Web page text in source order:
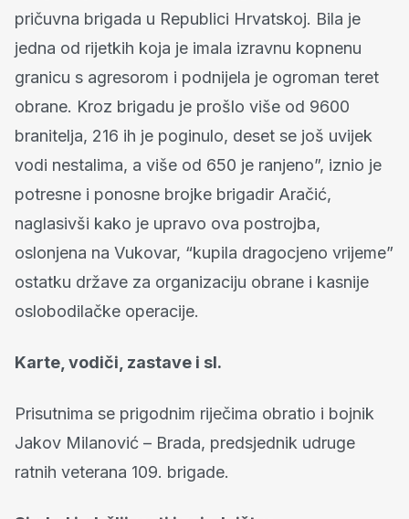
pričuvna brigada u Republici Hrvatskoj. Bila je
jedna od rijetkih koja je imala izravnu kopnenu
granicu s agresorom i podnijela je ogroman teret
obrane. Kroz brigadu je prošlo više od 9600
branitelja, 216 ih je poginulo, deset se još uvijek
vodi nestalima, a više od 650 je ranjeno”, iznio je
potresne i ponosne brojke brigadir Aračić,
naglasivši kako je upravo ova postrojba,
oslonjena na Vukovar, “kupila dragocjeno vrijeme”
ostatku države za organizaciju obrane i kasnije
oslobodilačke operacije.
Karte, vodiči, zastave i sl.
Prisutnima se prigodnim riječima obratio i bojnik
Jakov Milanović – Brada, predsjednik udruge
ratnih veterana 109. brigade.